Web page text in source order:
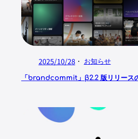
2025/10/28・ お知らせ
「brandcommit」β2.2 版リリース